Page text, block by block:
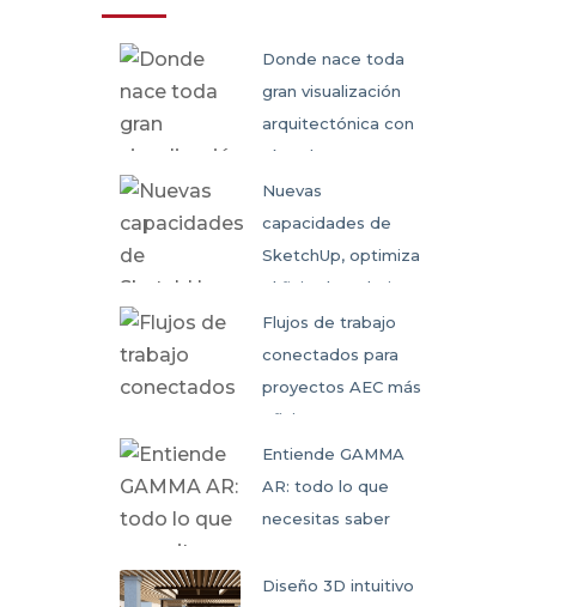
Donde nace toda
gran visualización
arquitectónica con
SketchUp
Nuevas
capacidades de
SketchUp, optimiza
el flujo de trabajo
colaborativo
Flujos de trabajo
conectados para
proyectos AEC más
eficientes
Entiende GAMMA
AR: todo lo que
necesitas saber
Diseño 3D intuitivo